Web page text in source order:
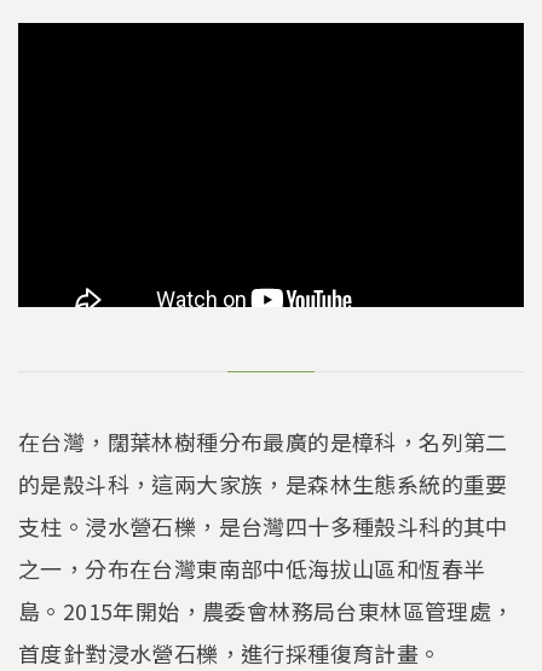
y e
在台灣，闊葉林樹種分布最廣的是樟科，名列第二
的是殼斗科，這兩大家族，是森林生態系統的重要
支柱。浸水營石櫟，是台灣四十多種殼斗科的其中
之一，分布在台灣東南部中低海拔山區和恆春半
島。2015年開始，農委會林務局台東林區管理處，
首度針對浸水營石櫟，進行採種復育計畫。